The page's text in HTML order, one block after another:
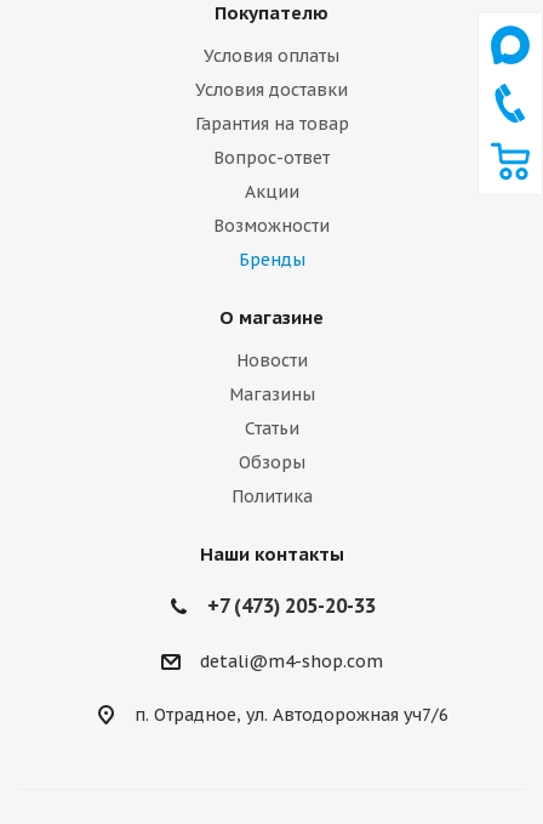
Покупателю
Условия оплаты
Условия доставки
Гарантия на товар
Вопрос-ответ
Акции
Возможности
Бренды
О магазине
Новости
Магазины
Статьи
Обзоры
Политика
Наши контакты
+7 (473) 205-20-33
detali@m4-shop.com
п. Отрадное, ул. Автодорожная уч7/6